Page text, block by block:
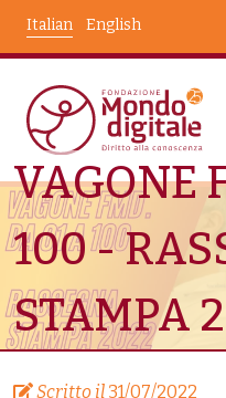
English
Italian
Area Stampa
VAGONE FMD. DA 01 A
VAGONE
100 -
STAMPA
Scritto il 31/07/2022